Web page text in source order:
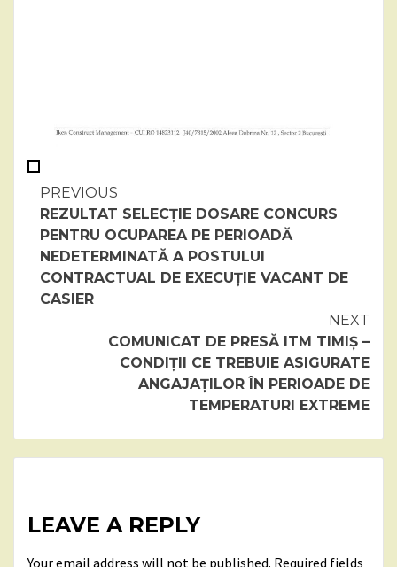
Continue
Reading
PREVIOUS
REZULTAT SELECȚIE DOSARE CONCURS
PENTRU OCUPAREA PE PERIOADĂ
NEDETERMINATĂ A POSTULUI
CONTRACTUAL DE EXECUȚIE VACANT DE
CASIER
NEXT
COMUNICAT DE PRESĂ ITM TIMIȘ –
CONDIȚII CE TREBUIE ASIGURATE
ANGAJAȚILOR ÎN PERIOADE DE
TEMPERATURI EXTREME
LEAVE A REPLY
Your email address will not be published. Required fields